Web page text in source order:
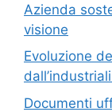
Azienda
visione
Evoluzione
Documenti